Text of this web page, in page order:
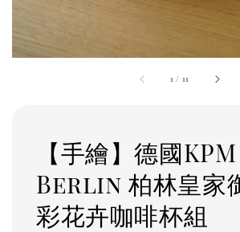
1 / 11
【手繪】德國KPM
Berlin 柏林皇家
彩花卉咖啡杯組